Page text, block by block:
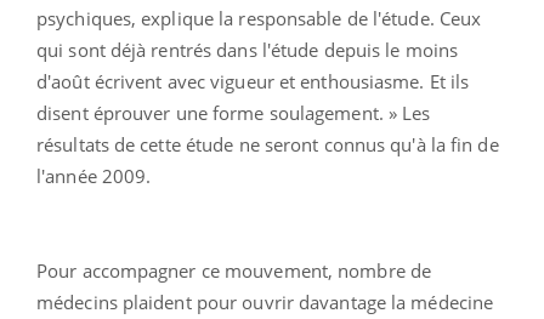
psychiques, explique la responsable de l'étude. Ceux
qui sont déjà rentrés dans l'étude depuis le moins
d'août écrivent avec vigueur et enthousiasme. Et ils
disent éprouver une forme soulagement. » Les
résultats de cette étude ne seront connus qu'à la fin de
l'année 2009.
Pour accompagner ce mouvement, nombre de
médecins plaident pour ouvrir davantage la médecine